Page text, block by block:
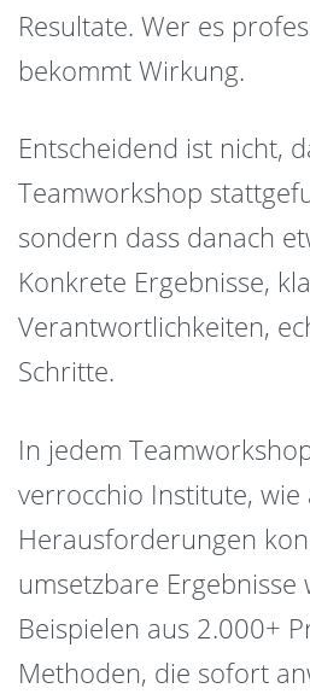
Resultate. Wer es
bekommt Wirkung.
Entscheidend ist nicht,
Teamworkshop
sondern dass danach
Konkrete Ergebnisse,
Verantwortlichkeiten,
Schritte.
In jedem
verrocchio Institute,
Herausforderungen
umsetzbare Ergebnisse
Beispielen aus 2.000+
Methoden, die sofort